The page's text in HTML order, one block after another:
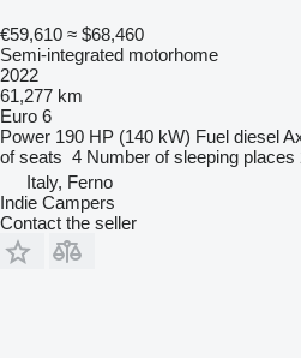
€59,610 ≈ $68,460
Semi-integrated motorhome
2022
61,277 km
Euro 6
Power 190 HP (140 kW) Fuel diesel
of seats 4 Number of sleeping places
Italy, Ferno
Indie Campers
Contact the seller